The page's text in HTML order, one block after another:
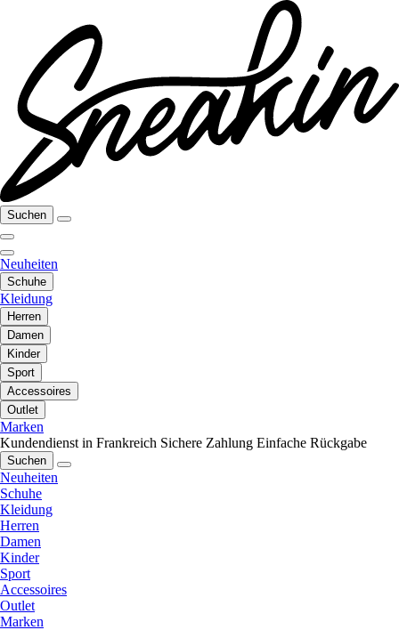
Suchen
Neuheiten
Schuhe
Kleidung
Herren
Damen
Kinder
Sport
Accessoires
Outlet
Marken
Kundendienst in Frankreich Sichere Zahlung Einfache Rückgabe
Suchen
Neuheiten
Schuhe
Kleidung
Herren
Damen
Kinder
Sport
Accessoires
Outlet
Marken